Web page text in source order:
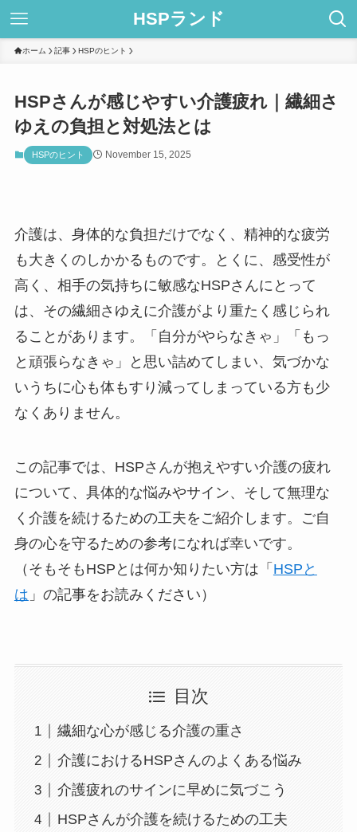
HSPランド
ホーム 記事 HSPのヒント
HSPさんが感じやすい介護疲れ｜繊細さ
ゆえの負担と対処法とは
HSPのヒント November 15, 2025
介護は、身体的な負担だけでなく、精神的な疲労
も大きくのしかかるものです。とくに、感受性が
高く、相手の気持ちに敏感なHSPさんにとって
は、その繊細さゆえに介護がより重たく感じられ
ることがあります。「自分がやらなきゃ」「もっ
と頑張らなきゃ」と思い詰めてしまい、気づかな
いうちに心も体もすり減ってしまっている方も少
なくありません。
この記事では、HSPさんが抱えやすい介護の疲れ
について、具体的な悩みやサイン、そして無理な
く介護を続けるための工夫をご紹介します。ご自
身の心を守るための参考になれば幸いです。
（そもそもHSPとは何か知りたい方は「 HSPと
は 」の記事をお読みください）
目次
繊細な心が感じる介護の重さ
介護におけるHSPさんのよくある悩み
介護疲れのサインに早めに気づこう
HSPさんが介護を続けるための工夫